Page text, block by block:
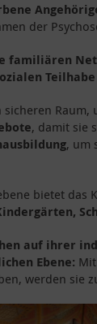
der
familiären
Teilhabe
, damit sie
, um
bietet das
auf ihrer
Ebene:
werden sie